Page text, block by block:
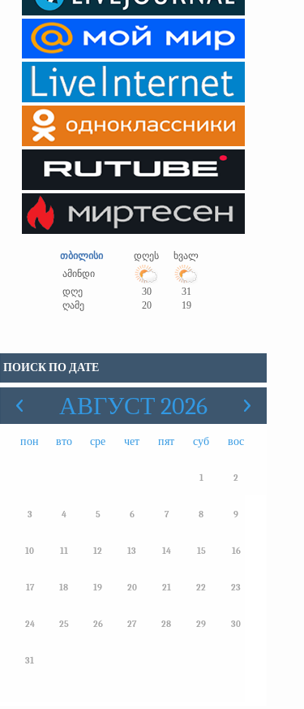
თბილისი დღეს
ხვალ
ამინდი
დღე
30
31
ღამე
20 19
ПОИСК ПО ДАТЕ
АВГУСТ 2026
пон вто сре чет пят суб вос
1 2
3 4 5 6 7 8 9
10 11 12 13 14 15 16
17 18 19 20 21 22 23
24 25 26 27 28 29 30
31